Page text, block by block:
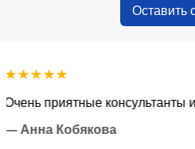
Оставить
приятные консультанты и
Кобякова